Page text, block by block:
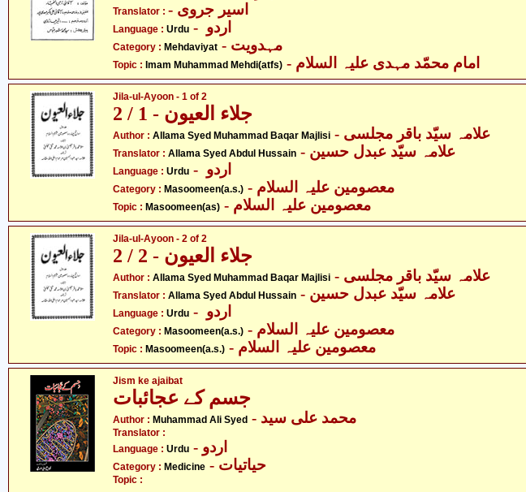
Translator : - اسیر جروی
Language : Urdu
Category : Mehdaviyat - مہدویت
Topic : Imam Muhammad Mehdi(atfs) - امام محمّد مہدی علیہ السلام
Jila-ul-Ayoon - 1 of 2
جلاء العیون - 1 / 2
Author : Allama Syed Muhammad Baqar Majlisi
Translator : Allama Syed Abdul Hussain - علامہ سیّد عبدل حسین
Language : Urdu
Category : Masoomeen(a.s.)
Topic : Masoomeen(as) - معصومین علیہ السلام
Jila-ul-Ayoon - 2 of 2
جلاء العیون - 2 / 2
Author : Allama Syed Muhammad Baqar Majlisi
Translator : Allama Syed Abdul Hussain - علامہ سیّد عبدل حسین
Language : Urdu
Category : Masoomeen(a.s.)
Topic : Masoomeen(a.s.) - معصومین علیہ السلام
Jism ke ajaibat
جسم کے عجائبات
Author : Muhammad Ali Syed - محمد علی سید
Translator :
Language : Urdu - اردو
Category : Medicine - حیاتیات
Topic :